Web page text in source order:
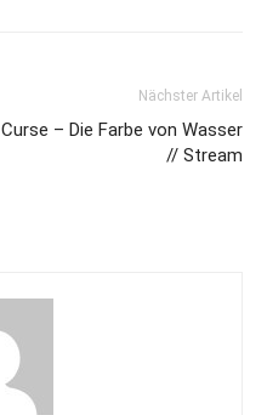
Nächster Artikel
Curse – Die Farbe von Wasser
// Stream